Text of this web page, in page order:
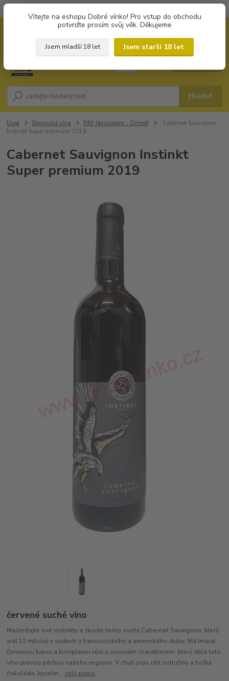
Vítejte na eshopu Dobré vínko! Pro vstup do obchodu
potvrďte prosím svůj věk. Děkujeme
Jsem mladší 18 let
Jsem starší 18 let
Hledat
Úvod Slovinská vína P&F (Jeruzalem - Ormož)
Cabernet Sauvignon
Instinkt Super premium 2019
Cabernet Sauvignon Instinkt
Super premium 2019
červené suché víno
Následujte své instinkty a zkuste tento suchý Cabernet Sauvignon, který
zrál 12 měsíců v sudech z francouzského a amerického dubu. Má tmavě
červenou barvu a komplexní vůni s ovocným charakterem, který dělá toto
víno pravou pýchou našeho regionu. V chuti jsou cítit ostružiny a hořká
čokoláda, kyselin... celý popis